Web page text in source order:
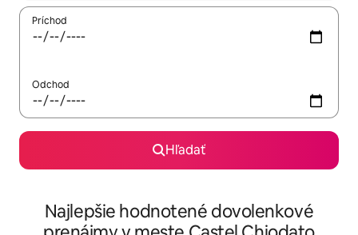
Príchod
Odchod
Hľadať
Najlepšie hodnotené dovolenkové